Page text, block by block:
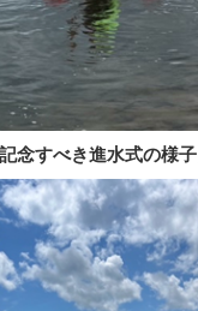
念すべき進水式の様子